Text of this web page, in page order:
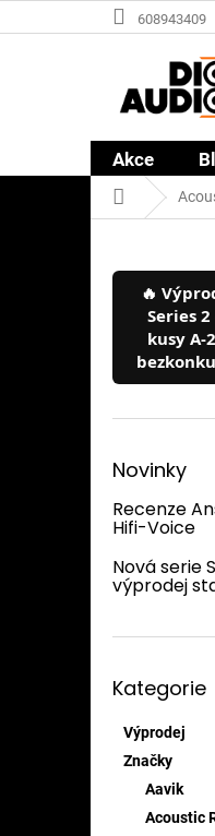
na
608943409
Akce
Domů
🔥
Series
kusy A-
Novinky
Recenze
Hifi-Voice
Nová serie
výprodej
kategorie
Kategorie
Výprodej
Značky
Aavik
Acoustic